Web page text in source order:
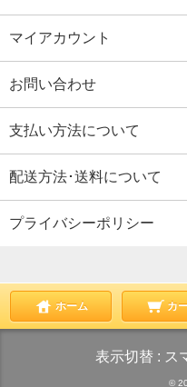
マイアカウント
お問い合わせ
支払い方法について
配送方法･送料について
プライバシーポリシー
ホーム カ
表示切替 : ス
©